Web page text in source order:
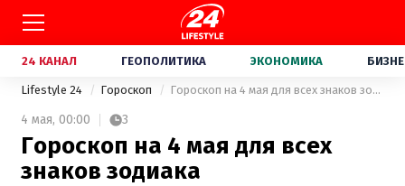
24 КАНАЛ ГЕОПОЛИТИКА ЭКОНОМИКА
Lifestyle 24 Гороскоп Гороскоп на 4 мая для всех знаков зодиака
4 мая, 00:00 3
Гороскоп на 4 мая для всех
знаков зодиака